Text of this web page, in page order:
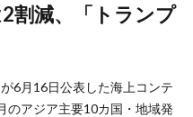
6月16日公表した海上コンテ
のアジア主要10カ国・地域発